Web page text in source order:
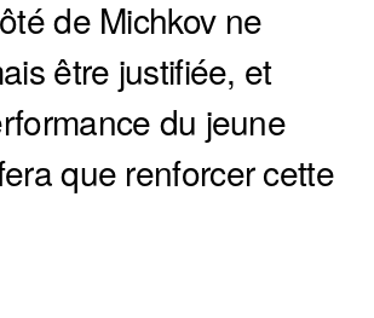
de Michkov ne
être justifiée, et
du jeune
que renforcer cette